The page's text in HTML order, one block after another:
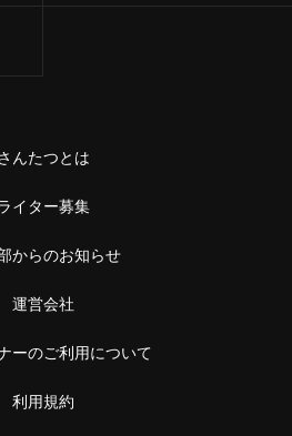
んたつとは
イター募集
からのお知らせ
運営会社
ーのご利用について
利用規約